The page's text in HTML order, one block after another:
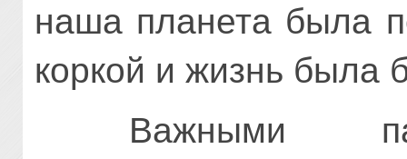
наша планета была
коркой и жизнь была
Важными